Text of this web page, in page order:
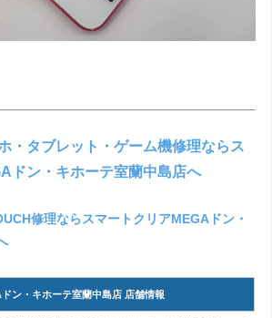
・タブレット・ゲーム機修理ならス
ドン・キホーテ室蘭中島店へ
修理ならスマートクリアMEGAドン・
ン・キホーテ室蘭中島店 店舗情報